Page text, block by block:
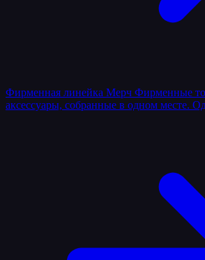
Фирменная линейка Мерч Фирменные
аксессуары, собранные в одном месте.